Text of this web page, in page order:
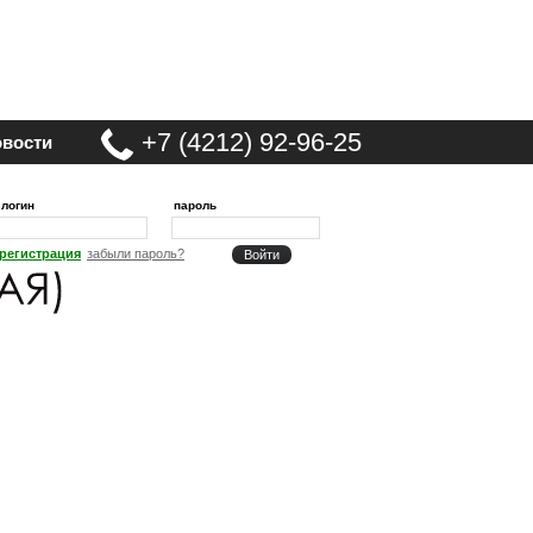
+7 (4212) 92-96-25
логин пароль
регистрация забыли пароль?